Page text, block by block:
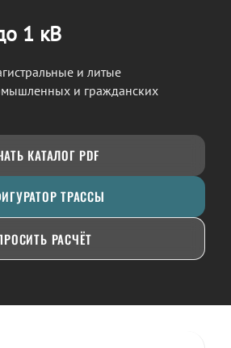
1 кВ
и литые
и гражданских
КАТАЛОГ PDF
ТРАССЫ
РАСЧЁТ